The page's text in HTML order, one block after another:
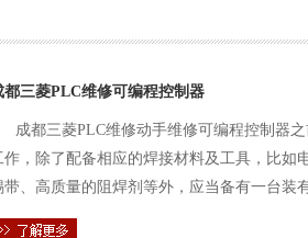
都三菱PLC维修可编程控制器
成都三菱PLC维修动手维修可编程控制器
作，除了配备相应的焊接材料及工具，比如
带、高质量的阻焊剂等外，应当备有一台装
的电路及通信电缆。这一是由于待修机常常